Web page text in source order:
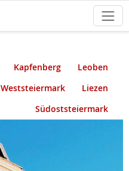
Kapfenberg
Leoben
Weststeiermark
Liezen
Südoststeiermark